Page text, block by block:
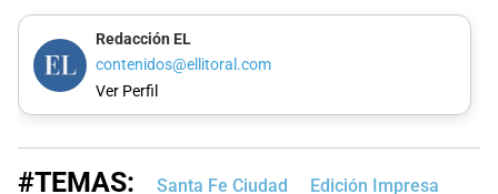
Redacción EL
contenidos@ellitoral.com
Ver Perfil
#TEMAS: Santa Fe Ciudad Edición Impresa